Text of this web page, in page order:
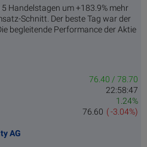
Handelstagen um +183.9% mehr
Schnitt. Der beste Tag war der
begleitende Performance der Aktie
76.40 / 78.70
22:58:47
1.24%
( -3.04%)
76.60
AG